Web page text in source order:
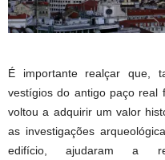
É importante realçar que,
vestígios do antigo paço real
voltou a adquirir um valor
as investigações
edifício, ajudaram a